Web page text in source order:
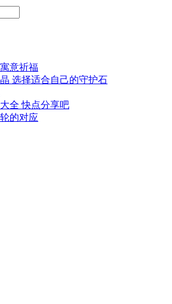
意祈福
选择适合自己的守护石
全 快点分享吧
的对应